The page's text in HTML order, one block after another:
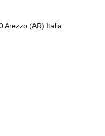
Arezzo (AR) Italia